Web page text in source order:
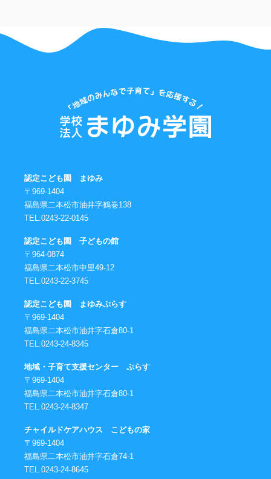
認定こども園 まゆみ
〒969-1404
福島県二本松市油井字鶴巻138
TEL.0243-22-0145
認定こども園 子どもの館
〒964-0874
福島県二本松市中里49-12
TEL.0243-22-3745
認定こども園 まゆみぷらす
〒969-1404
福島県二本松市油井字石倉80-1
TEL.0243-24-8345
地域・子育て支援センター ぷらす
〒969-1404
福島県二本松市油井字石倉80-1
TEL.0243-24-8347
チャイルドケアハウス こどもの家
〒969-1404
福島県二本松市油井字石倉74-1
TEL.0243-24-8645